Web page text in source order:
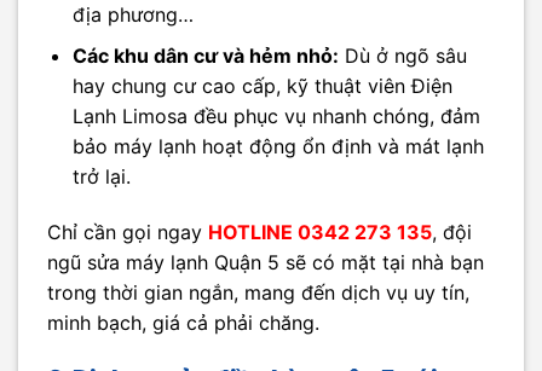
địa phương…
Các khu dân cư và hẻm nhỏ: Dù ở ngõ sâu
hay chung cư cao cấp, kỹ thuật viên Điện
Lạnh Limosa đều phục vụ nhanh chóng, đảm
bảo máy lạnh hoạt động ổn định và mát lạnh
trở lại.
Chỉ cần gọi ngay HOTLINE 0342 273 135, đội
ngũ sửa máy lạnh Quận 5 sẽ có mặt tại nhà bạn
trong thời gian ngắn, mang đến dịch vụ uy tín,
minh bạch, giá cả phải chăng.